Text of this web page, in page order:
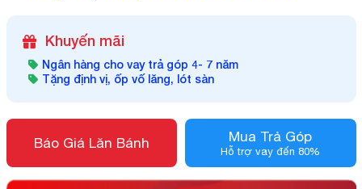
Khuyến mãi
Ngân hàng cho vay trả góp 4- 7 năm
Tặng định vị, ốp vố lăng, lót sàn
Báo Giá Lăn Bánh Mua Trả Góp
Hỗ trợ vay đến 80%